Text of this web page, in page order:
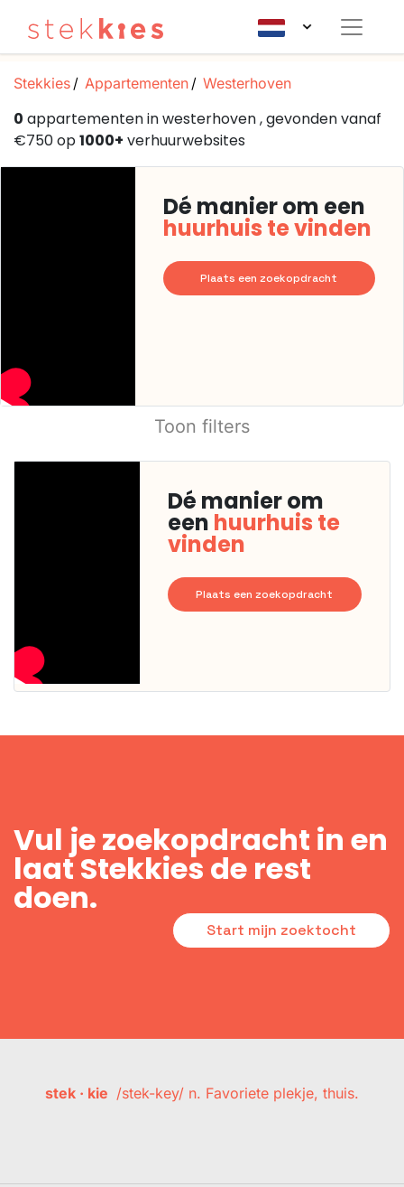
Stekkies Appartementen Westerhoven
0 appartementen in westerhoven , gevonden vanaf
€750 op1000+ verhuurwebsites
Dé manier om een
huurhuis te vinden
Plaats een zoekopdracht
Toon filters
Dé manier om
een huurhuis te
vinden
Plaats een zoekopdracht
Vul je zoekopdracht in en
laat Stekkies de rest
doen.
Start mijn zoektocht
stek · kie /stek-key/ n. Favoriete plekje, thuis.